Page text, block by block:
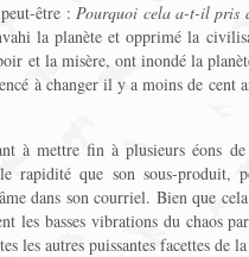
peut-être :Pourquoi cela a-t-il pris
la planète et opprimé la
et la misère, ont inondé la
à changer il y a moins de cent
à mettre fin à plusieurs éons
rapidité que son sous-
dans son courriel. Bien que
les basses vibrations du chaos
les autres puissantes facettes de